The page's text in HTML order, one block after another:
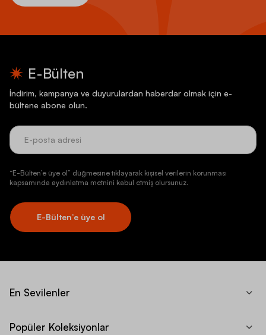
E-Bülten
İndirim, kampanya ve duyurulardan haberdar olmak için e-
bültene abone olun.
“E-Bülten’e üye ol” düğmesine tıklayarak kişisel verilerin korunması
kapsamında aydınlatma metnini kabul etmiş olursunuz.
E-Bülten’e üye ol
En Sevilenler
Popüler Koleksiyonlar